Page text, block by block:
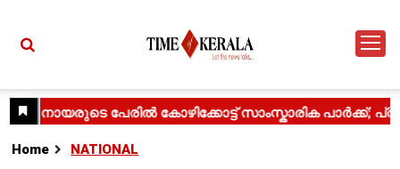
Home NATIONAL